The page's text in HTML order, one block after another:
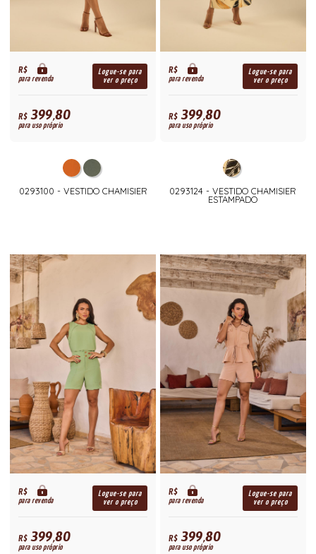
R$
para revenda
Logue-se para
ver o preço
R$399,80
para uso próprio
0293100 - VESTIDO CHAMISIER
R$
para revenda
Logue-se para
ver o preço
R$399,80
para uso próprio
0293124 - VESTIDO CHAMISIER
ESTAMPADO
R$
para revenda
Logue-se para
ver o preço
R$399,80
para uso próprio
R$
para revenda
Logue-se para
ver o preço
R$399,80
para uso próprio